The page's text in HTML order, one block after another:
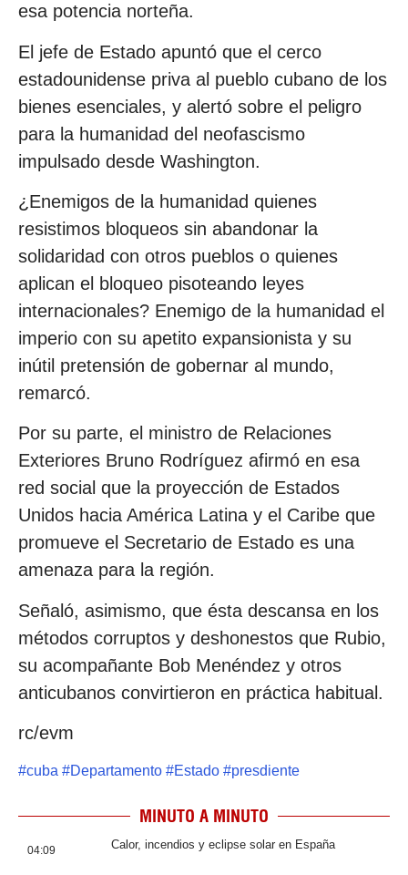
esa potencia norteña.
El jefe de Estado apuntó que el cerco
estadounidense priva al pueblo cubano de los
bienes esenciales, y alertó sobre el peligro
para la humanidad del neofascismo
impulsado desde Washington.
¿Enemigos de la humanidad quienes
resistimos bloqueos sin abandonar la
solidaridad con otros pueblos o quienes
aplican el bloqueo pisoteando leyes
internacionales? Enemigo de la humanidad el
imperio con su apetito expansionista y su
inútil pretensión de gobernar al mundo,
remarcó.
Por su parte, el ministro de Relaciones
Exteriores Bruno Rodríguez afirmó en esa
red social que la proyección de Estados
Unidos hacia América Latina y el Caribe que
promueve el Secretario de Estado es una
amenaza para la región.
Señaló, asimismo, que ésta descansa en los
métodos corruptos y deshonestos que Rubio,
su acompañante Bob Menéndez y otros
anticubanos convirtieron en práctica habitual.
rc/evm
#cuba #Departamento #Estado #presdiente
MINUTO A MINUTO
04:09 Calor, incendios y eclipse solar en España